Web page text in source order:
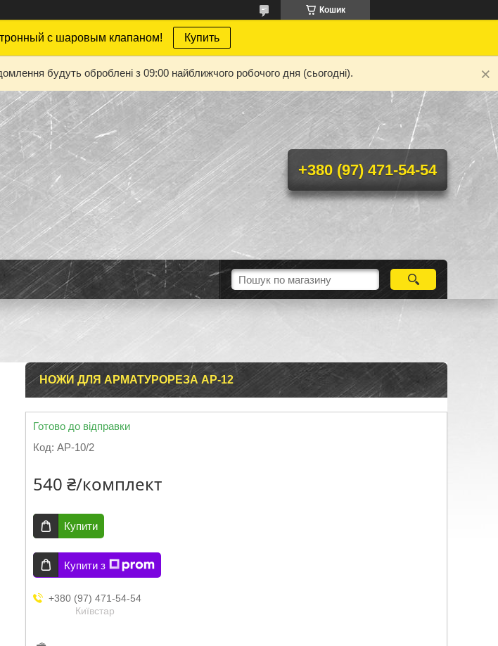
Кошик
с шаровым клапаном! Купить
будуть оброблені з 09:00 найближчого робочого дня (сьогодні).
+380 (97) 471-54-54
НОЖИ ДЛЯ АРМАТУРОРЕЗА АР-12
Готово до відправки
Код: АР-10/2
540 ₴/комплект
Купити
Купити з
+380 (97) 471-54-54
Київстар